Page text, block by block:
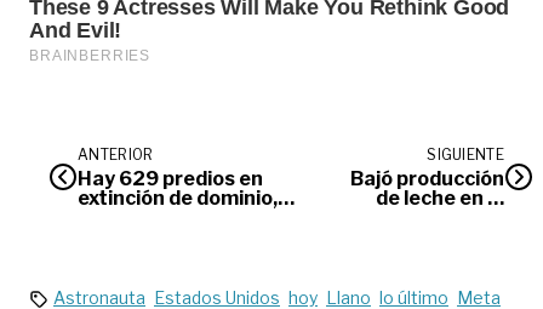
ANTERIOR
Hay 629 predios en
extinción de dominio,
SIGUIENTE
Bajó producción
de leche en el
Astronauta Estados Unidos hoy Llano lo último Meta